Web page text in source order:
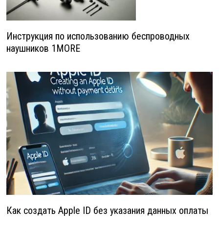
Инструкция по использованию беспроводных
наушников 1MORE
Как создать Apple ID без указания данных оплаты